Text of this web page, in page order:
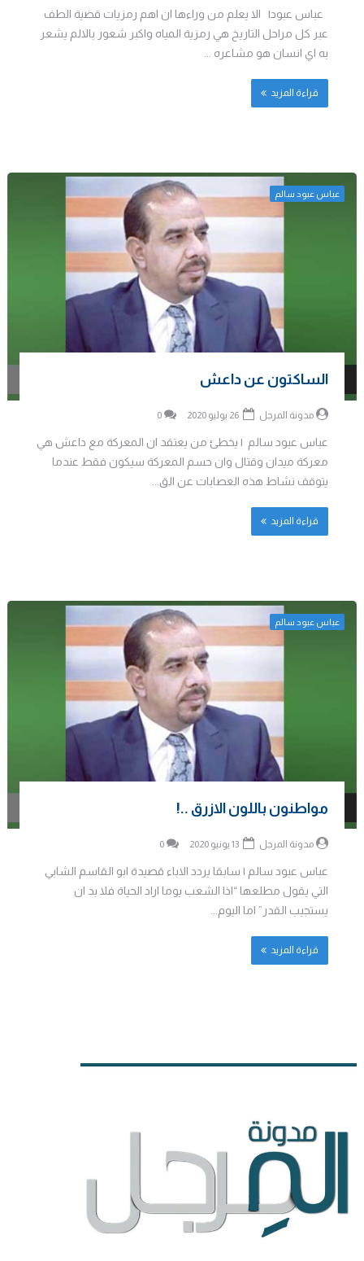
عباس عبود| الا يعلم من وراءها ان اهم رمزيات قضية الطف
عبر كل مراحل التاريخ هي رمزية المياه واكبر شعور بالالم يشعر
به اي انسان هو مشاعره ...
قراءة المزيد
عباس عبود سالم
الساكتون عن داعش
مدونة المرجل 0
عباس عبود سالم | يخطئ من يعتقد ان المعركة مع داعش هي
معركة ميدان وقتال وان حسم المعركة سيكون فقط عندما
يتوقف نشاط هذه العصابات عن الق...
قراءة المزيد
عباس عبود سالم
مواطنون باللون الازرق ..!
مدونة المرجل 0
عباس عبود سالم | سابقا يردد الاباء قصيدة ابو القاسم الشابي
التي يقول مطلعها “اذا الشعب يوما اراد الحياة فلا بد ان
يستجيب القدر” اما اليوم...
قراءة المزيد